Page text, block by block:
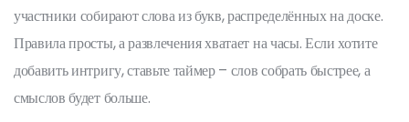
участники собирают слова из букв, распределённых на доске.
Правила просты, а развлечения хватает на часы. Если хотите
добавить интригу, ставьте таймер – слов собрать быстрее, а
смыслов будет больше.